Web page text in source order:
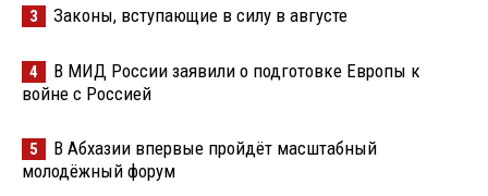
3 Законы, вступающие в силу в августе
4
В МИД России заявили о подготовке Европы к
войне с Россией
5
В Абхазии впервые пройдёт масштабный
молодёжный форум